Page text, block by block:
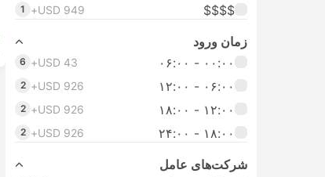
$$$$
USD 949+
1
زمان ورود
۰۰:۰۰ - ۰۶:۰۰
USD 43+
6
۰۶:۰۰ - ۱۲:۰۰ USD 926+
2
۱۲:۰۰ - ۱۸:۰۰ USD 926+
2
۱۸:۰۰ - ۲۴:۰۰ USD 926+
2
شرکت‌های عامل